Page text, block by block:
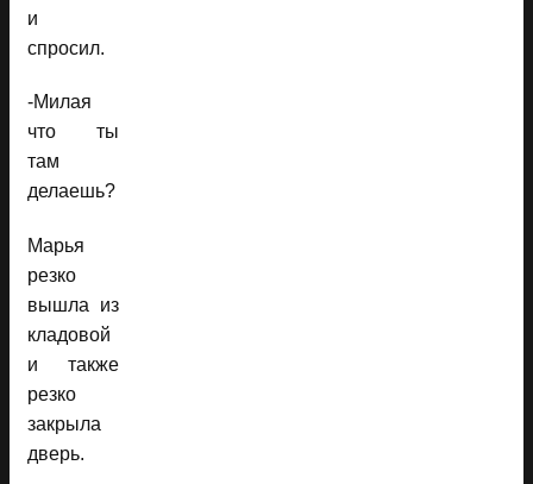
и
спросил.
-Милая
что ты
там
делаешь?
Марья
резко
вышла из
кладовой
и также
резко
закрыла
дверь.